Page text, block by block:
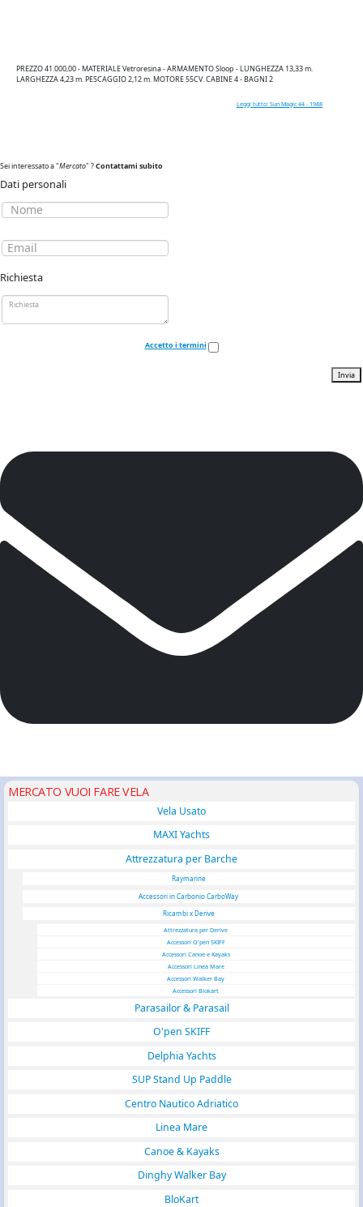
PREZZO 41.000,00 - MATERIALE Vetroresina - ARMAMENTO Sloop - LUNGHEZZA 13,33 m.
LARGHEZZA 4,23 m. PESCAGGIO 2,12 m. MOTORE 55CV. CABINE 4 - BAGNI 2
Leggi tutto: Sun Magic 44 - 1988
Sei interessato a "Mercato" ?Contattami subito
Dati personali
Richiesta
Accetto i termini
Invia
MERCATO VUOI FARE VELA
Vela Usato
MAXI Yachts
Attrezzatura per Barche
Raymarine
Accessori in Carbonio CarboWay
Ricambi x Derive
Attrezzatura per Derive
Accessori O'pen SKIFF
Accessori Canoe e Kayaks
Accessori Linea Mare
Accessori Walker Bay
Accessori Blokart
Parasailor & Parasail
O'pen SKIFF
Delphia Yachts
SUP Stand Up Paddle
Centro Nautico Adriatico
Linea Mare
Canoe & Kayaks
Dinghy Walker Bay
BloKart